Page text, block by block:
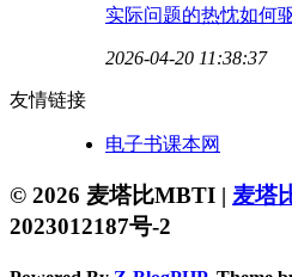
实际问题的热忱如何
2026-04-20 11:38:37
友情链接
电子书课本网
© 2026 麦塔比MBTI | 麦塔
2023012187号-2